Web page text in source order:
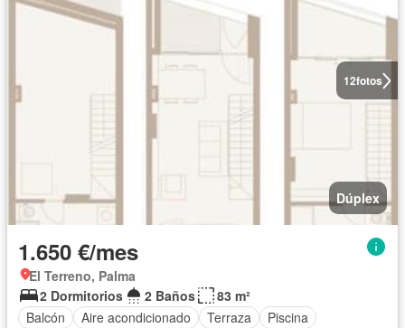
12fotos
Dúplex
1.650 €/mes
El Terreno, Palma
2 Dormitorios
2 Baños
83 m²
Balcón
Aire acondicionado Terraza
Piscina